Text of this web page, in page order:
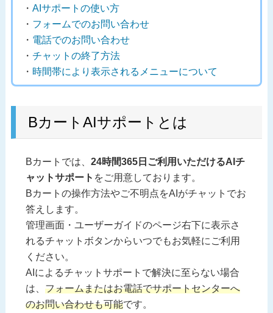
・ AIサポートの使い方
・ フォームでのお問い合わせ
・ 電話でのお問い合わせ
・ チャットの終了方法
・ 時間帯により表示されるメニューについて
BカートAIサポートとは
Bカートでは、 24時間365日ご利用いただけるAIチ
ャットサポート をご用意しております。
Bカートの操作方法やご不明点をAIがチャットでお
答えします。
管理画面・ユーザーガイドのページ右下に表示さ
れるチャットボタンからいつでもお気軽にご利用
ください。
AIによるチャットサポートで解決に至らない場合
は、 フォームまたはお電話でサポートセンターへ
のお問い合わせも可能です。